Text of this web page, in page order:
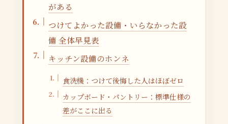
がある
つけてよかった設備・いらなかった設
備 全体早見表
キッチン設備のホンネ
食洗機：つけて後悔した人はほぼゼロ
カップボード・パントリー：標準仕様の
差がここに出る